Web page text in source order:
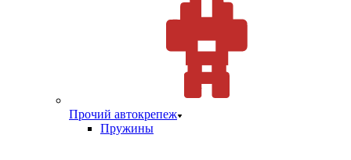
Прочий автокрепеж
Пружины